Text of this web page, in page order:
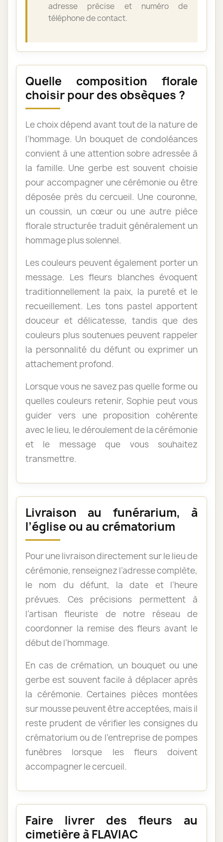
adresse précise et numéro de
téléphone de contact.
Quelle composition florale
choisir pour des obsèques ?
Le choix dépend avant tout de la nature de
l’hommage. Un bouquet de condoléances
convient à une attention sobre adressée à
la famille. Une gerbe est souvent choisie
pour accompagner une cérémonie ou être
déposée près du cercueil. Une couronne,
un coussin, un cœur ou une autre pièce
florale structurée traduit généralement un
hommage plus solennel.
Les couleurs peuvent également porter un
message. Les fleurs blanches évoquent
traditionnellement la paix, la pureté et le
recueillement. Les tons pastel apportent
douceur et délicatesse, tandis que des
couleurs plus soutenues peuvent rappeler
la personnalité du défunt ou exprimer un
attachement profond.
Lorsque vous ne savez pas quelle forme ou
quelles couleurs retenir, Sophie peut vous
guider vers une proposition cohérente
avec le lieu, le déroulement de la cérémonie
et le message que vous souhaitez
transmettre.
Livraison au funérarium, à
l’église ou au crématorium
Pour une livraison directement sur le lieu de
cérémonie, renseignez l’adresse complète,
le nom du défunt, la date et l’heure
prévues. Ces précisions permettent à
l’artisan fleuriste de notre réseau de
coordonner la remise des fleurs avant le
début de l’hommage.
En cas de crémation, un bouquet ou une
gerbe est souvent facile à déplacer après
la cérémonie. Certaines pièces montées
sur mousse peuvent être acceptées, mais il
reste prudent de vérifier les consignes du
crématorium ou de l’entreprise de pompes
funèbres lorsque les fleurs doivent
accompagner le cercueil.
Faire livrer des fleurs au
cimetière à FLAVIAC